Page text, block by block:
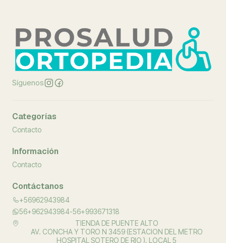
Síguenos
Categorías
Contacto
Información
Contacto
Contáctanos
+56962943984
56+962943984-56+993671318
TIENDA DE PUENTE ALTO
AV. CONCHA Y TORO N 3459 (ESTACION DEL METRO
HOSPITAL SOTERO DE RIO ), LOCAL 5